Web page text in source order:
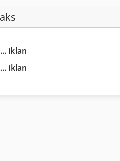
iklan
iklan